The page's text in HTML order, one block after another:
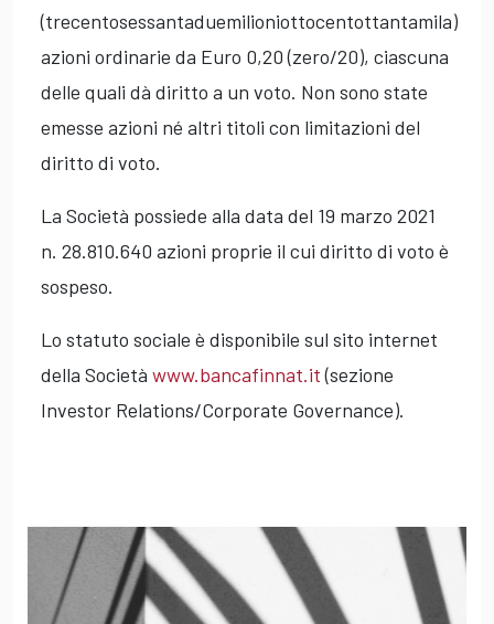
(trecentosessantaduemilioniottocentottantamila)
azioni ordinarie da Euro 0,20 (zero/20), ciascuna
delle quali dà diritto a un voto. Non sono state
emesse azioni né altri titoli con limitazioni del
diritto di voto.
La Società possiede alla data del 19 marzo 2021
n. 28.810.640 azioni proprie il cui diritto di voto è
sospeso.
Lo statuto sociale è disponibile sul sito internet
della Società www.bancafinnat.it(sezione
Investor Relations/Corporate Governance).